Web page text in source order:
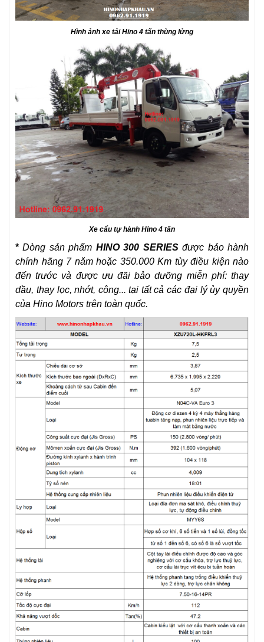
Hình ảnh xe tải Hino 4 tấn thùng lửng
Xe cẩu tự hành Hino 4 tấn
* Dòng sản phẩm HINO 300 SERIES được bảo hành
chính hãng 7 năm hoặc 350.000 Km tùy điều kiện nào
đến trước và được ưu đãi bảo dưỡng miễn phí: thay
dầu, thay lọc, nhớt, công... tại tất cả các đại lý ủy quyền
của Hino Motors trên toàn quốc.